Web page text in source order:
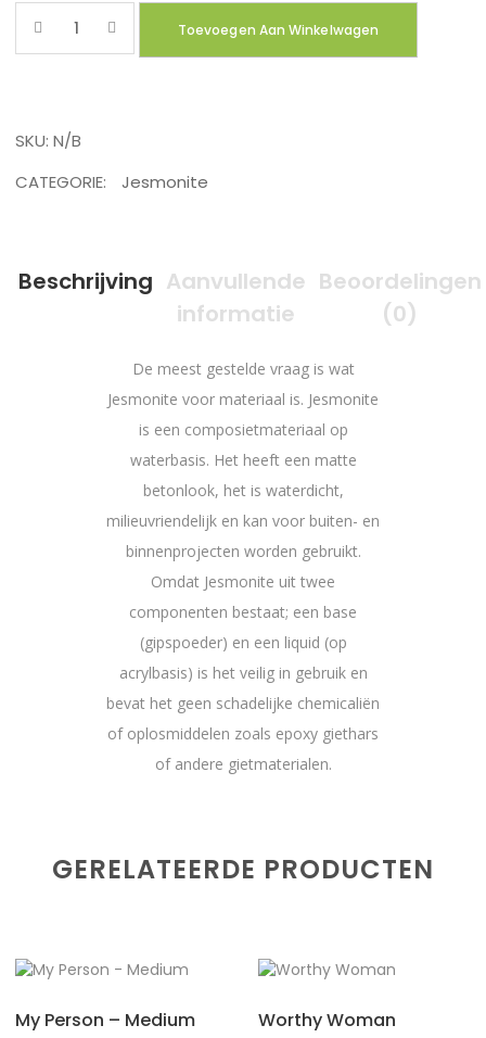
Toevoegen Aan Winkelwagen
SKU: N/B
CATEGORIE:
Jesmonite
Beschrijving Aanvullende
informatie
Beoordelingen
(0)
De meest gestelde vraag is wat
Jesmonite voor materiaal is. Jesmonite
is een composietmateriaal op
waterbasis. Het heeft een matte
betonlook, het is waterdicht,
milieuvriendelijk en kan voor buiten- en
binnenprojecten worden gebruikt.
Omdat Jesmonite uit twee
componenten bestaat; een base
(gipspoeder) en een liquid (op
acrylbasis) is het veilig in gebruik en
bevat het geen schadelijke chemicaliën
of oplosmiddelen zoals epoxy giethars
of andere gietmaterialen.
GERELATEERDE PRODUCTEN
My Person – Medium Worthy Woman